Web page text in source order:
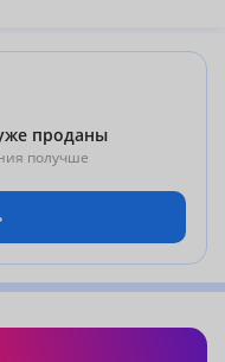
проданы
получше